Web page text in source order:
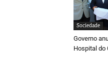
Sociedade
Governo
Hospital do